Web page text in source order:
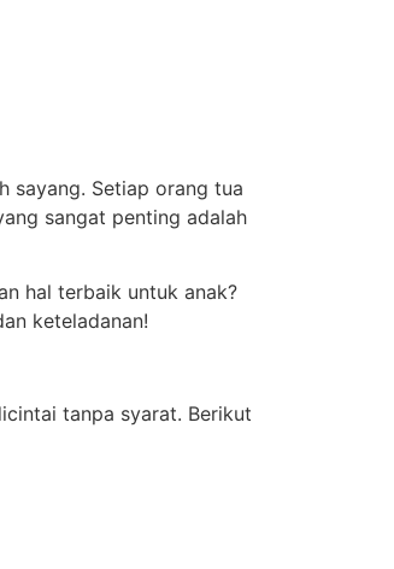
sayang. Setiap orang tua
sangat penting adalah
hal terbaik untuk anak?
keteladanan!
tanpa syarat. Berikut